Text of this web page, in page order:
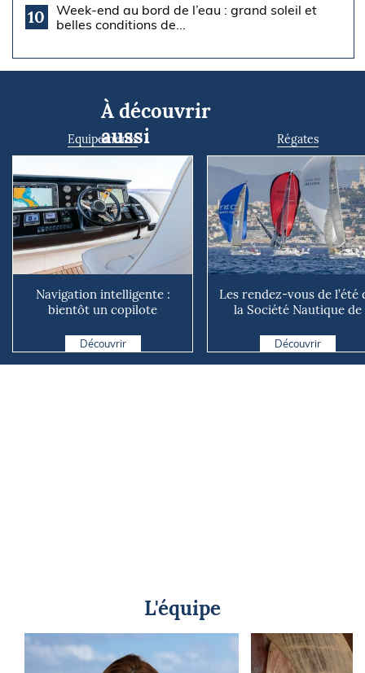
10
Week-end au bord de l’eau : grand soleil et
belles conditions de...
À découvrir
aussi
Equipements
Navigation intelligente :
bientôt un copilote
Découvrir
Régates
Les rendez-vous de l’été
la Société Nautique de
Découvrir
L'équipe